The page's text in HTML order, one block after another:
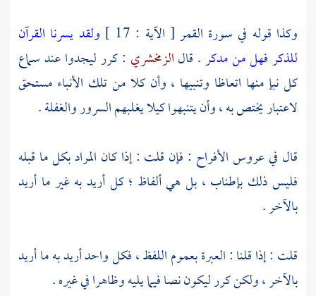
وكذا قوله في سورة القمر [ الآية : 17 ]
ولقد يسرنا القرآن
للذكر فهل من مدكر. قالالزمخشري : كرر ليجدوا عند سماع
كل نبإ منها اتعاظا وتنبيها ، وأن كلا من تلك الأنباء مستحق
لاعتبار يختص به ، وأن يتنبهوا كيلا يغلبهم السرور والغفلة .
قال في عروس الأفراح : فإن قلت : إذا كان المراد بكل ما قبله
فليس ذلك بإطناب ، بل هي ألفاظ ؛ كل أريد به غير ما أريد
بالآخر .
قلت : إذا قلنا : العبرة بعموم اللفظ ، فكل واحد أريد به ما أريد
بالآخر ، ولكن كرر ليكون نصا فيما يليه وظاهرا في غيره .